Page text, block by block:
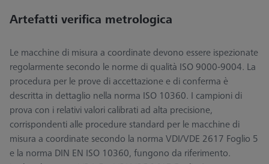
Artefatti verifica metrologica
Le macchine di misura a coordinate devono essere ispezionate
regolarmente secondo le norme di qualità ISO 9000-9004. La
procedura per le prove di accettazione e di conferma è
descritta in dettaglio nella norma ISO 10360. I campioni di
prova con i relativi valori calibrati ad alta precisione,
corrispondenti alle procedure standard per le macchine di
misura a coordinate secondo la norma VDI/VDE 2617 Foglio 5
e la norma DIN EN ISO 10360, fungono da riferimento.